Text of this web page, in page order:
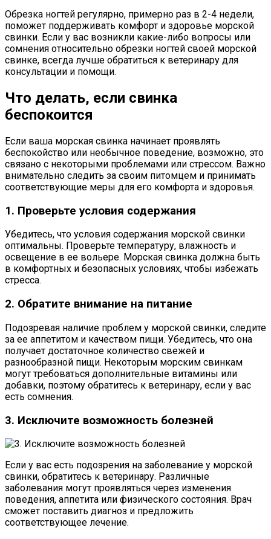
Обрезка ногтей регулярно, примерно раз в 2-4 недели,
поможет поддерживать комфорт и здоровье морской
свинки. Если у вас возникли какие-либо вопросы или
сомнения относительно обрезки ногтей своей морской
свинке, всегда лучше обратиться к ветеринару для
консультации и помощи.
Что делать, если свинка
беспокоится
Если ваша морская свинка начинает проявлять
беспокойство или необычное поведение, возможно, это
связано с некоторыми проблемами или стрессом. Важно
внимательно следить за своим питомцем и принимать
соответствующие меры для его комфорта и здоровья.
1. Проверьте условия содержания
Убедитесь, что условия содержания морской свинки
оптимальны. Проверьте температуру, влажность и
освещение в ее вольере. Морская свинка должна быть
в комфортных и безопасных условиях, чтобы избежать
стресса.
2. Обратите внимание на питание
Подозревая наличие проблем у морской свинки, следите
за ее аппетитом и качеством пищи. Убедитесь, что она
получает достаточное количество свежей и
разнообразной пищи. Некоторым морским свинкам
могут требоваться дополнительные витамины или
добавки, поэтому обратитесь к ветеринару, если у вас
есть сомнения.
3. Исключите возможность болезней
Если у вас есть подозрения на заболевание у морской
свинки, обратитесь к ветеринару. Различные
заболевания могут проявляться через изменения
поведения, аппетита или физического состояния. Врач
сможет поставить диагноз и предложить
соответствующее лечение.